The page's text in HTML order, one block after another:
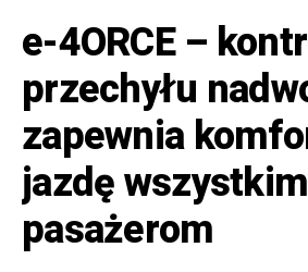
e-4ORCE –
przechyłu
zapewnia
jazdę wszystkim
pasażerom